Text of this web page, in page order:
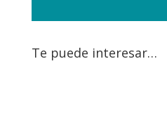
Te puede interesar…